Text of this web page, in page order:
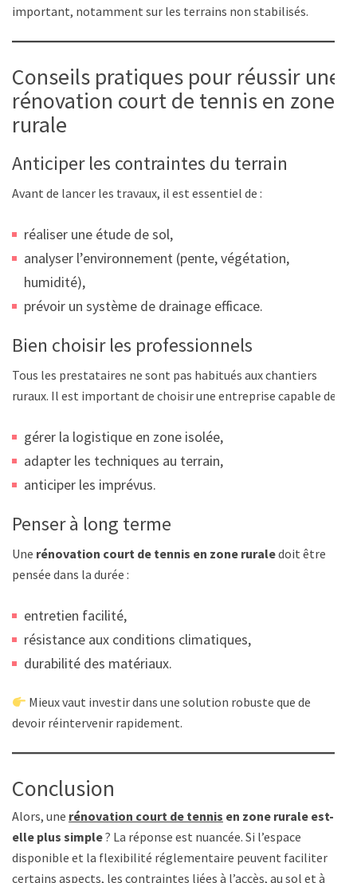
important, notamment sur les terrains non stabilisés.
Conseils pratiques pour réussir une
rénovation court de tennis en zone
rurale
Anticiper les contraintes du terrain
Avant de lancer les travaux, il est essentiel de :
réaliser une étude de sol,
analyser l’environnement (pente, végétation,
humidité),
prévoir un système de drainage efficace.
Bien choisir les professionnels
Tous les prestataires ne sont pas habitués aux chantiers
ruraux. Il est important de choisir une entreprise capable de :
gérer la logistique en zone isolée,
adapter les techniques au terrain,
anticiper les imprévus.
Penser à long terme
Une rénovation court de tennis en zone ruraledoit être
pensée dans la durée :
entretien facilité,
résistance aux conditions climatiques,
durabilité des matériaux.
Mieux vaut investir dans une solution robuste que de
devoir réintervenir rapidement.
Conclusion
Alors, une rénovation court de tennis en zone rurale est-
elle plus simple? La réponse est nuancée. Si l’espace
disponible et la flexibilité réglementaire peuvent faciliter
certains aspects, les contraintes liées à l’accès, au sol et à